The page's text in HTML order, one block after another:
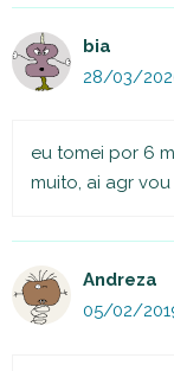
bia
28/03/
eu tomei por 6
muito, ai agr
Andreza
05/02/